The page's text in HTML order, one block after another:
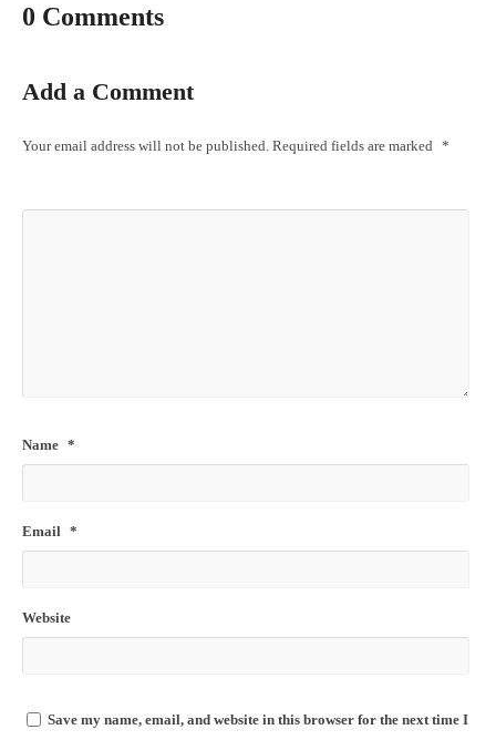
0 Comments
Add a Comment
Your email address will not be published. Required fields are marked *
Name *
Email *
Website
Save my name, email, and website in this browser for the next time I